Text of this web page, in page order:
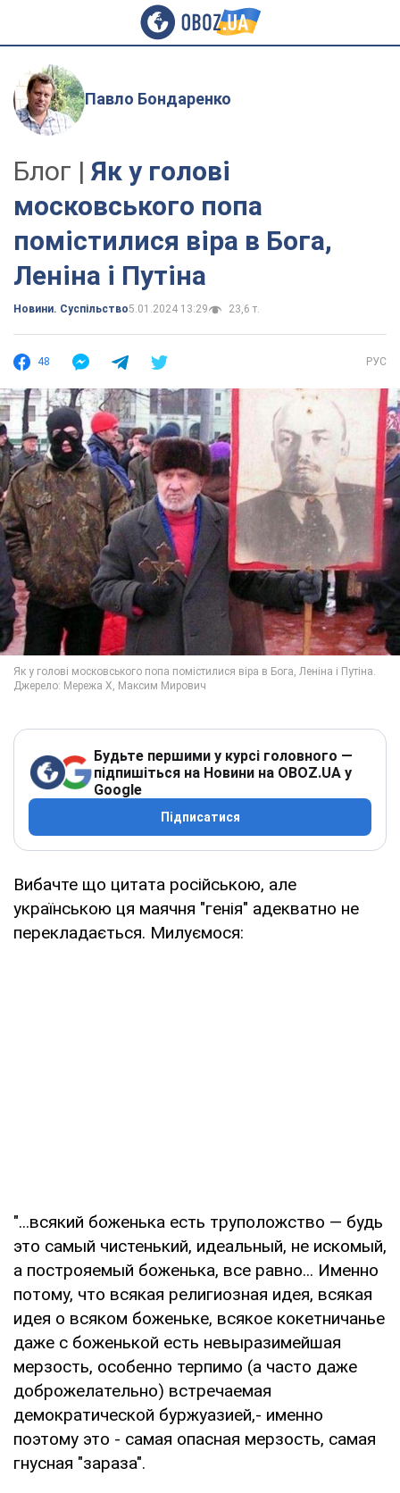
Павло Бондаренко
Блог | Як у голові
московського попа
помістилися віра в Бога,
Леніна і Путіна
Новини. Суспільство5.01.2024 13:29 23,6 т.
48 РУС
Будьте першими у курсі головного —
підпишіться на Новини на OBOZ.UA у
Google
Підписатися
Вибачте що цитата російською, але
українською ця маячня "генія" адекватно не
перекладається. Милуємося:
"...всякий боженька есть труположство — будь
это самый чистенький, идеальный, не искомый,
а построяемый боженька, все рав­но... Именно
потому, что всякая религиозная идея, всякая
идея о всяком боженьке, всякое кокетничанье
даже с боженькой есть невыразимейшая
мерзость, особенно терпимо (а часто даже
доброжелательно) встречаемая
демократической буржуазией,- именно
поэтому это - самая опасная мерзость, самая
гнусная "зараза".